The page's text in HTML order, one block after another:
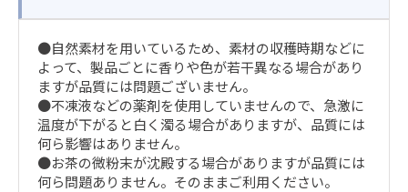
●自然素材を用いているため、素材の収穫時期などに
よって、製品ごとに香りや色が若干異なる場合があり
ますが品質には問題ございません。
●不凍液などの薬剤を使用していませんので、急激に
温度が下がると白く濁る場合がありますが、品質には
何ら影響はありません。
●お茶の微粉末が沈殿する場合がありますが品質には
何ら問題ありません。そのままご利用ください。